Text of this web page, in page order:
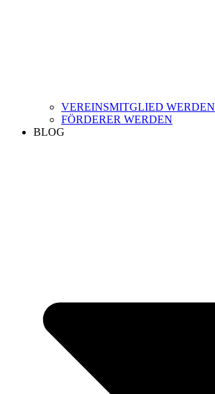
VEREINSMITGLIED WERDEN
FÖRDERER WERDEN
BLOG